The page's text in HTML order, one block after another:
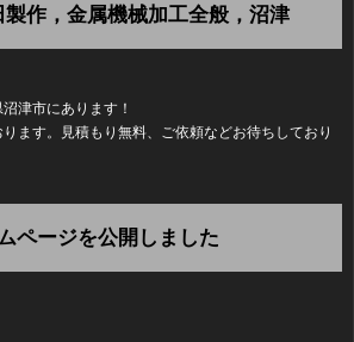
作，金属機械加工全般，沼津
津市にあります！
ます。見積もり無料、ご依頼などお待ちしており
ページを公開しました